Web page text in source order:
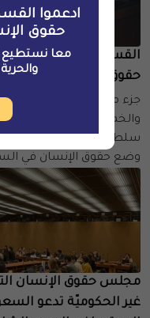
القسط وشركاؤها
حقوق الإنسان في
جزء من رحلة المناصرة إلى
والخمسين لمجلس حقوق
سلطت القسط والمنظمات
وضع حقوق الإنسان في
مجلس حقوق الإنسان
غير الحكوميّة تدعو
ادعموا
حقوق
معا نستطيع